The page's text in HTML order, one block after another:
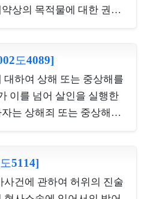
행행위를 한 경우에 성립
식하면서도 그것을 방지
지 아니하는 부작위로 인
이하게 하는 경우에도 성
상의 목적물에 대한 권리
부를 받거나 재산상의 이
같은 사정에 관한 고지를
를 맺지 아니하였을 것임
는 그 재물의 수취인은 신
사실을 묵비함으로써 상
사기죄를 구성한다. [2] 중
매도인의 할부금융회사 또
도4089]
하여 상해 또는 중상해를
이를 넘어 살인을 실행한
는 상해죄 또는 중상해죄
치사죄의 죄책을 지울 수
자기의 행위로 인하여 피
사실을 인식, 예견하는 것
5114]
건에 관하여 허위의 진술